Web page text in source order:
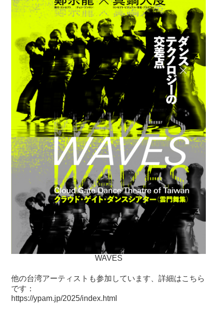
WAVES
他の台湾アーティストも参加しています、詳細はこちら
です：
https://ypam.jp/2025/index.html